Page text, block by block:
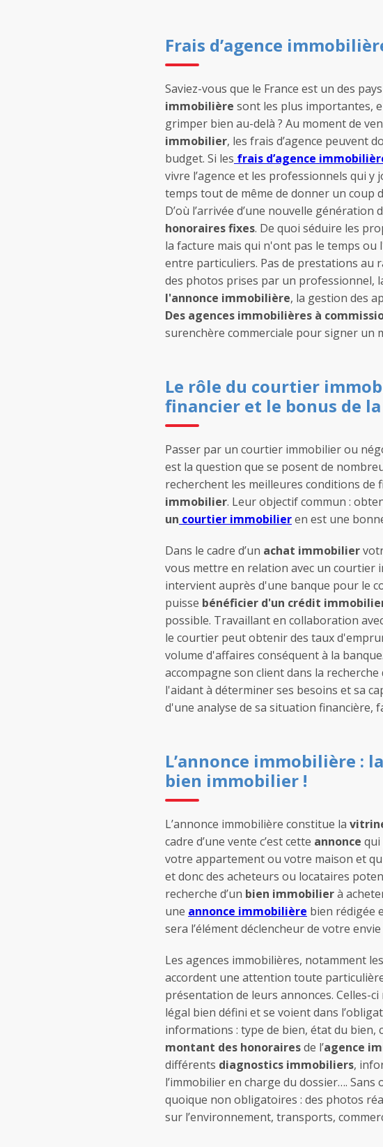
Frais d’agence
Saviez-vous que le France est un des
immobilière sont les plus importantes,
grimper bien au-delà ? Au moment de
immobilier, les frais d’agence peuvent
budget. Si les frais d’agence
vivre l’agence et les professionnels qui
temps tout de même de donner un coup
D’où l’arrivée d’une nouvelle génération
honoraires fixes. De quoi séduire les
la facture mais qui n'ont pas le temps
entre particuliers. Pas de prestations au
des photos prises par un professionnel,
l'annonce immobilière, la gestion des
Des agences immobilières à
surenchère commerciale pour signer un
Le rôle du courtier
financier et le bonus de
Passer par un courtier immobilier ou
est la question que se posent de
recherchent les meilleures conditions de
immobilier. Leur objectif commun :
un courtier immobilieren est une
Dans le cadre d’un achat immobilier
vous mettre en relation avec un courtier
intervient auprès d'une banque pour le
puisse bénéficier d'un crédit
possible. Travaillant en collaboration
le courtier peut obtenir des taux
volume d'affaires conséquent à la
accompagne son client dans la recherche
l'aidant à déterminer ses besoins et sa
d'une analyse de sa situation financière,
L’annonce immobilière :
bien immobilier !
L’annonce immobilière constitue la
cadre d’une vente c’est cette annonce
votre appartement ou votre maison et
et donc des acheteurs ou locataires
recherche d’un bien immobilierà
une annonce immobilière bien rédigée
sera l’élément déclencheur de votre
Les agences immobilières, notamment les
accordent une attention toute
présentation de leurs annonces. Celles-
légal bien défini et se voient dans
informations : type de bien, état du bien,
montant des honorairesde l’agence
différents diagnostics immobiliers,
l’immobilier en charge du dossier….
quoique non obligatoires : des photos
sur l’environnement, transports,